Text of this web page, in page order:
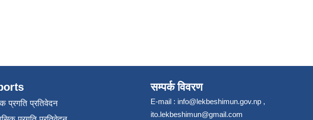
प्रगति प्रतिवेदन
सम्पर्क विवरण
E-mail : info@lekbeshimun.gov.np ,
ito.lekbeshimun@gmail.com